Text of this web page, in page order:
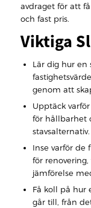
avdraget för att
och fast pris.
Viktiga
Lär dig hur en
genom att
Upptäck
för hållbarhet
stavsalternativ.
Inse varför
för
jämförelse
Få koll på hur
går till, från